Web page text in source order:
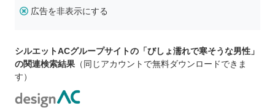
広告を非表示にする
シルエットACグループサイトの「びしょ濡れで寒そうな男性」
の関連検索結果 （同じアカウントで無料ダウンロードできま
す）